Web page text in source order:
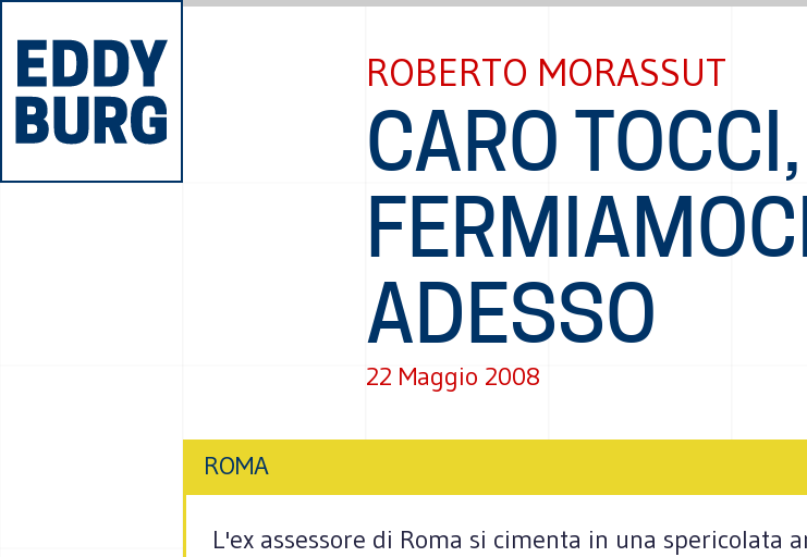
ROBERTO MORASSUT
CARO
ADESSO
22 Maggio 2008
ROMA
L'ex assessore di Roma si cimenta in una spericolata